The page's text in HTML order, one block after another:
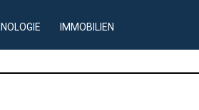
IMMOBILIEN